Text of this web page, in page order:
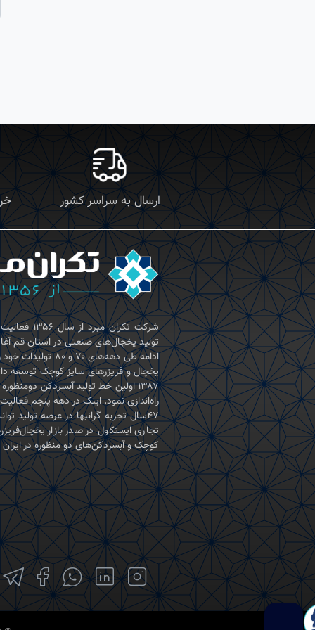
ارسال به سراسر کشور
شرکت تکران‌ مبرد از
تولید یخچال‌های صنعتی در استان قم
ادامه طی دهه‌های ۷۰ و ۸۰
یخچال و فریزرهای سایز کوچک توسعه
۱۳۸۷ اولین خط تولید آبسردکن دومنظوره
راه‌اندازی نمود. اینک در دهه پنجم
۴۷سال تجربه گرانبها در عرصه تولید
تجاری ایستکول در صدر بازار
کوچک و آبسردکن‌های دو منظوره در ایران